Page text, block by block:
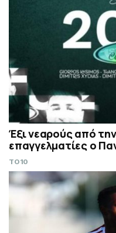
Έξι νεαρούς από
επαγγελματίες ο
TO10